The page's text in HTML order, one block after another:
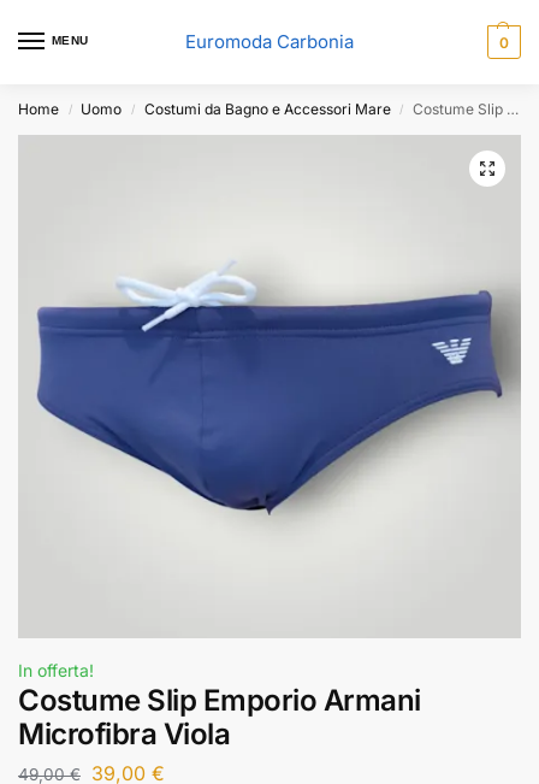
MENU Euromoda Carbonia 0
Home / Uomo / Costumi da Bagno e Accessori Mare / Costume Slip Emporio Armani Microfibra Viola
In offerta!
Costume Slip Emporio Armani
Microfibra Viola
49,00€ 39,00 €